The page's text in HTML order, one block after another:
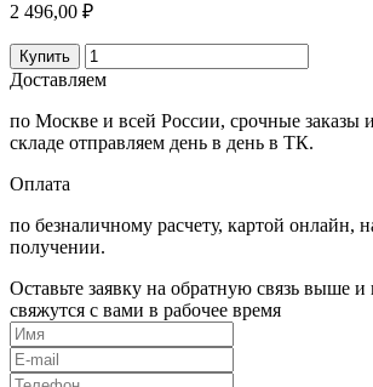
2 496,00 ₽
Купить
Доставляем
по Москве и всей России, срочные заказы
складе отправляем день в день в ТК.
Оплата
по безналичному расчету, картой онлайн,
получении.
Оставьте заявку на обратную связь выше
свяжутся с вами в рабочее время